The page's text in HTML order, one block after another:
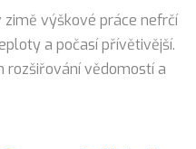
výškové práce nefrčí
a počasí přívětivější.
rozšiřování vědomostí a